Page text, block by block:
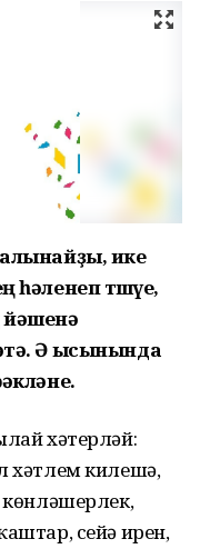
ике
төшөүе,
йәшенә
Ә ысынында
хәтерләй:
хәтлем килешә,
көнләшерлек,
сейә ирен,